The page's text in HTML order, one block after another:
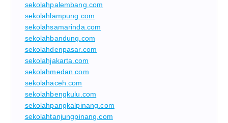
sekolahpalembang.com
sekolahlampung.com
sekolahsamarinda.com
sekolahbandung.com
sekolahdenpasar.com
sekolahjakarta.com
sekolahmedan.com
sekolahaceh.com
sekolahbengkulu.com
sekolahpangkalpinang.com
sekolahtanjungpinang.com